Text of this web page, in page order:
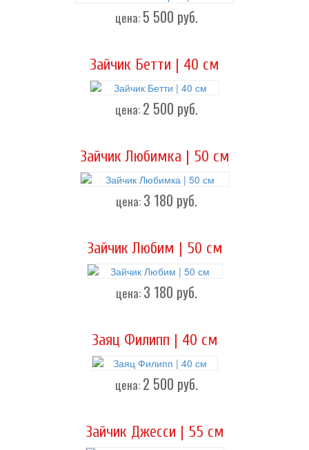
цена: 5 500 руб.
Зайчик Бетти | 40 см
цена: 2 500 руб.
Зайчик Любимка | 50 см
цена: 3 180 руб.
Зайчик Любим | 50 см
цена: 3 180 руб.
Заяц Филипп | 40 см
цена: 2 500 руб.
Зайчик Джесси | 55 см